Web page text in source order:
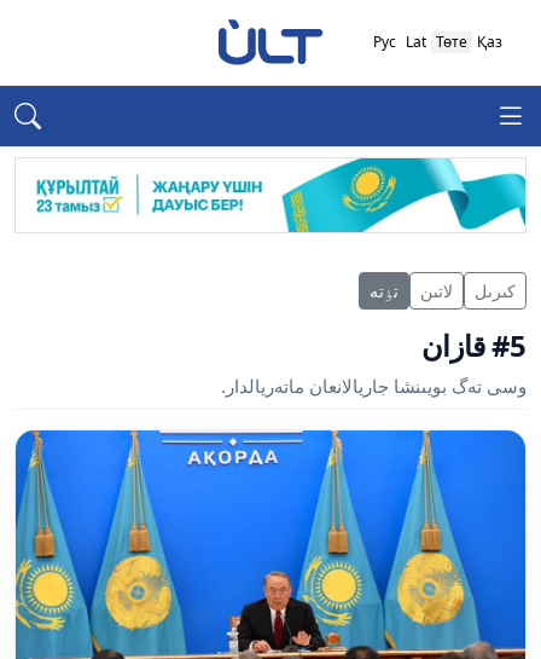
Қаз
Төте
Lat
Рус
كىرىل لاتىن تٶتە
#5 قازان
وسى تەگ بويىنشا جاريالانعان ماتەريالدار.